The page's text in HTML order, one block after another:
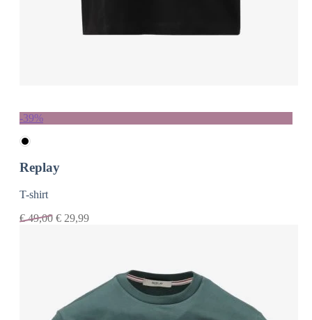
-39%
Replay
T-shirt
€49,00 € 29,99